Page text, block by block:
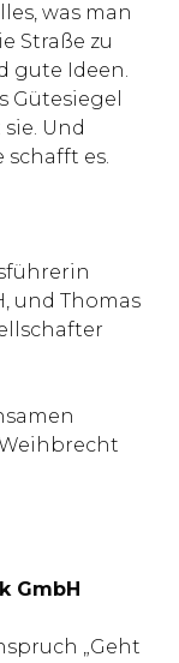
was man
Straße zu
gute Ideen.
Gütesiegel
Und
schafft es.
und Thomas
GmbH
„Geht